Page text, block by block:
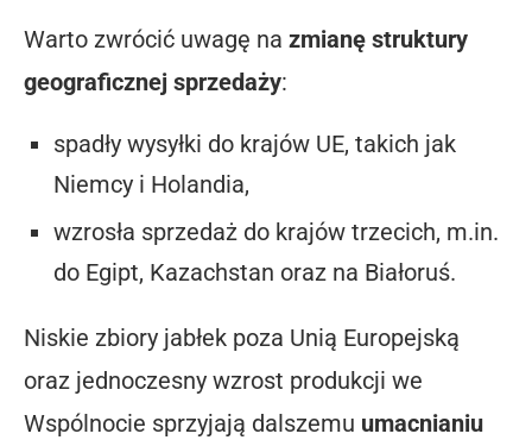
Warto zwrócić uwagę na zmianę struktury
geograficznej sprzedaży:
spadły wysyłki do krajów UE, takich jak
Niemcy i Holandia,
wzrosła sprzedaż do krajów trzecich, m.in.
do Egipt, Kazachstan oraz na Białoruś.
Niskie zbiory jabłek poza Unią Europejską
oraz jednoczesny wzrost produkcji we
Wspólnocie sprzyjają dalszemu umacnianiu